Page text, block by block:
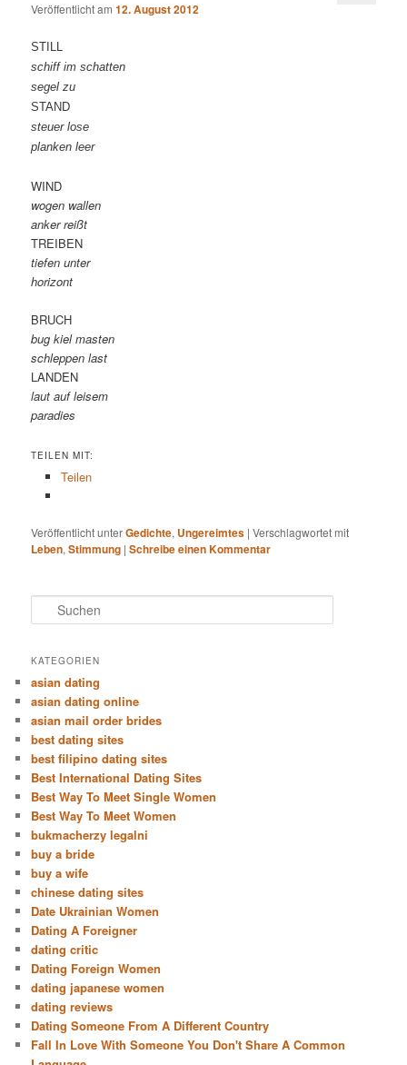
Veröffentlicht am12. August 2012
STILL
schiff im schatten
segel zu
STAND
steuer lose
planken leer
WIND
wogen wallen
anker reißt
TREIBEN
tiefen unter
horizont
BRUCH
bug kiel masten
schleppen last
LANDEN
laut auf leisem
paradies
TEILEN MIT:
Teilen
Veröffentlicht unterGedichte, Ungereimtes |Verschlagwortet mit
Leben,Stimmung |Schreibe einen Kommentar
u
h
n
KATEGORIEN
asian dating
asian dating online
asian mail order brides
best dating sites
best filipino dating sites
Best International Dating Sites
Best Way To Meet Single Women
Best Way To Meet Women
bukmacherzy legalni
buy a bride
buy a wife
chinese dating sites
Date Ukrainian Women
Dating A Foreigner
dating critic
Dating Foreign Women
dating japanese women
dating reviews
Dating Someone From A Different Country
Fall In Love With Someone You Don't Share A Common